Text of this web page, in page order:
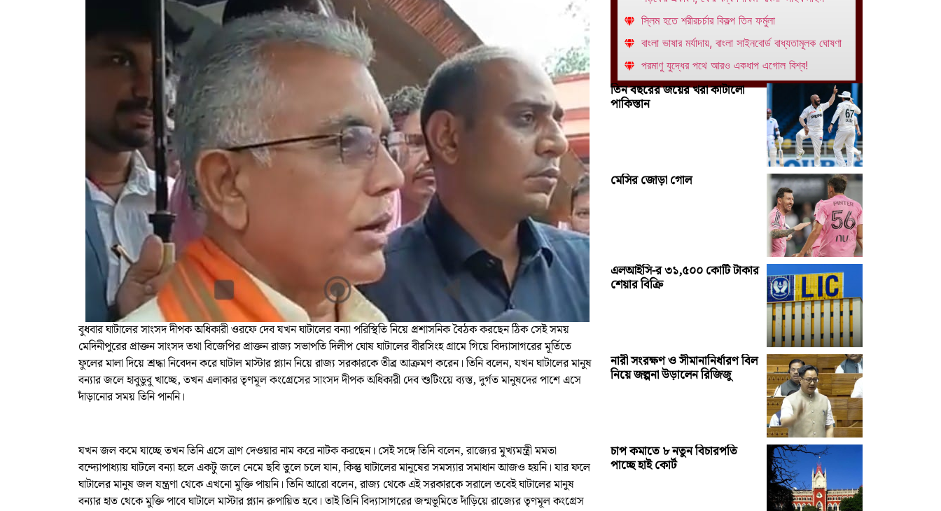
বুধবার ঘাটালের সাংসদ দীপক অধিকারী ওরফে দেব যখন ঘাটালের বন্যা পরিস্থিতি নিয়ে প্রশাসনিক বৈঠক করছেন ঠিক সেই সময়
মেদিনীপুরের প্রাক্তন সাংসদ তথা বিজেপির প্রাক্তন রাজ্য সভাপতি দিলীপ ঘোষ ঘাটালের বীরসিংহ গ্রামে গিয়ে বিদ্যাসাগরের মূর্তিতে
ফুলের মালা দিয়ে শ্রদ্ধা নিবেদন করে ঘাটাল মাস্টার প্ল্যান নিয়ে রাজ্য সরকারকে তীব্র আক্রমণ করেন। তিনি বলেন, যখন ঘাটালের মানুষ
বন্যার জলে হাবুডুবু খাচ্ছে, তখন এলাকার তৃণমূল কংগ্রেসের সাংসদ দীপক অধিকারী দেব শুটিংয়ে ব্যস্ত, দুর্গত মানুষদের পাশে এসে
দাঁড়ানোর সময় তিনি পাননি।
যখন জল কমে যাচ্ছে তখন তিনি এসে ত্রাণ দেওয়ার নাম করে নাটক করছেন। সেই সঙ্গে তিনি বলেন, রাজ্যের মুখ্যমন্ত্রী মমতা
বন্দ্যোপাধ্যায় ঘাটলে বন্যা হলে একটু জলে নেমে ছবি তুলে চলে যান, কিন্তু ঘাটালের মানুষের সমস্যার সমাধান আজও হয়নি। যার ফলে
ঘাটালের মানুষ জল যন্ত্রণা থেকে এখনো মুক্তি পায়নি। তিনি আরো বলেন, রাজ্য থেকে এই সরকারকে সরালে তবেই ঘাটালের মানুষ
বন্যার হাত থেকে মুক্তি পাবে ঘাটালে মাস্টার প্ল্যান রুপায়িত হবে। তাই তিনি বিদ্যাসাগরের জন্মভূমিতে দাঁড়িয়ে রাজ্যের তৃণমূল কংগ্রেস
স্লিম হতে শরীরচর্চার বিকল্প তিন ফর্মুলা
বাংলা ভাষার মর্যাদায়, বাংলা সাইনবোর্ড বাধ্যতামূলক ঘোষণা
পরমাণু যুদ্ধের পথে আরও একধাপ এগোল বিশ্ব!
তিন বছরের জয়ের খরা কাটালো
পাকিস্তান
মেসির জোড়া গোল
এলআইসি-র ৩১,৫০০ কোটি টাকার
শেয়ার বিক্রি
নারী সংরক্ষণ ও সীমানানির্ধারণ বিল
নিয়ে জল্পনা উড়ালেন রিজিজু
চাপ কমাতে ৮ নতুন বিচারপতি
পাচ্ছে হাই কোর্ট